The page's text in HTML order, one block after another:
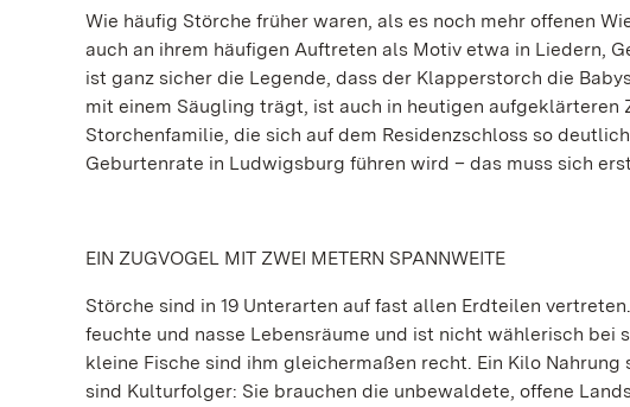
Wie häufig Störche früher waren, als es noch mehr offenen
auch an ihrem häufigen Auftreten als Motiv etwa in Liedern,
ist ganz sicher die Legende, dass der Klapperstorch die
mit einem Säugling trägt, ist auch in heutigen
Storchenfamilie, die sich auf dem Residenzschloss so
Geburtenrate in Ludwigsburg führen wird – das muss sich
EIN ZUGVOGEL MIT ZWEI METERN SPANNWEITE
Störche sind in 19 Unterarten auf fast allen Erdteilen
feuchte und nasse Lebensräume und ist nicht wählerisch bei
kleine Fische sind ihm gleichermaßen recht. Ein Kilo
sind Kulturfolger: Sie brauchen die unbewaldete, offene